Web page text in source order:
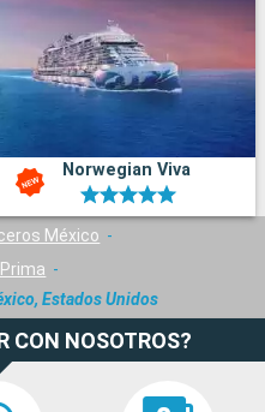
Norwegian Viva
México
Estados Unidos
CON NOSOTROS?